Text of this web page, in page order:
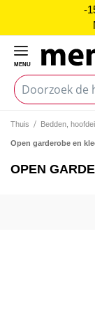
-
MENU
Thuis Bedden,
Open garderobe en
OPEN